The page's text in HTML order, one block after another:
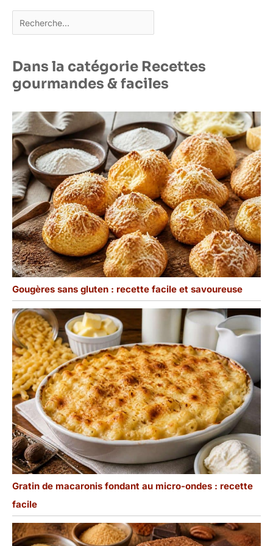
Rechercher
Dans la catégorie Recettes
gourmandes & faciles
Gougères sans gluten : recette facile et savoureuse
Gratin de macaronis fondant au micro-ondes : recette
facile